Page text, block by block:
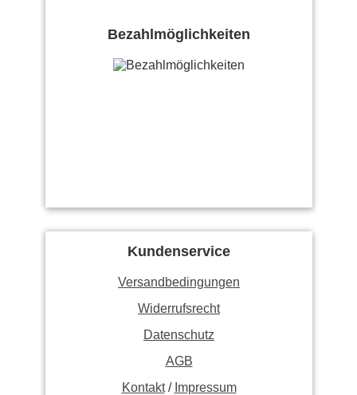
Bezahlmöglichkeiten
Kundenservice
Versandbedingungen
Widerrufsrecht
Datenschutz
AGB
Kontakt/ Impressum